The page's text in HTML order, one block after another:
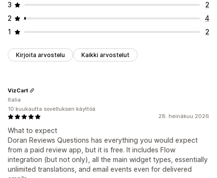
Kampanjat
Arvostelujen syndikointi
Mukautetut pyynnöt
3
2
2
4
1
2
Kirjoita arvostelu Kaikki arvostelut
28. heinäkuu 2026
What to expect
Doran Reviews Questions has everything you would expect
from a paid review app, but it is free. It includes Flow
integration (but not only), all the main widget types, essentially
unlimited translations, and email events even for delivered
VizCart
Italia
10 kuukautta sovelluksen käyttöä